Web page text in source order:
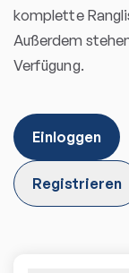
komplette
Außerdem
Verfügung.
Einloggen
Registrieren